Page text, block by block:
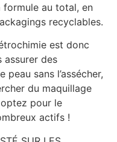
formule au total, en
recyclables.
est donc
assurer des
sans l’assécher,
du maquillage
pour le
actifs !